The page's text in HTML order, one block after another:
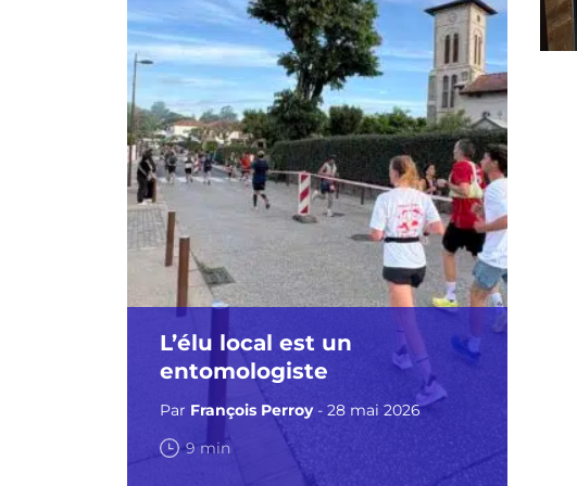
L’élu local est un
entomologiste
Par François Perroy- 28 mai 2026
9 min